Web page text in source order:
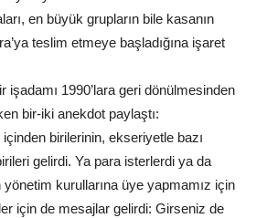
en büyük grupların bile kasanın
teslim etmeye başladığına işaret
işadamı 1990’lara geri dönülmesinden
bir-iki anekdot paylaştı:
birilerinin, ekseriyetle bazı
gelirdi. Ya para isterlerdi ya da
yönetim kurullarına üye yapmamız için
için de mesajlar gelirdi: Girseniz de